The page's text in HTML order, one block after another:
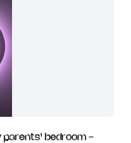
parents' bedroom -